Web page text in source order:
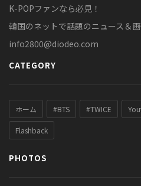
K-POPファンなら必見！
韓国のネットで話題のニュース＆
info2800@diodeo.com
CATEGORY
ホーム #BTS #TWICE
Flashback
PHOTOS